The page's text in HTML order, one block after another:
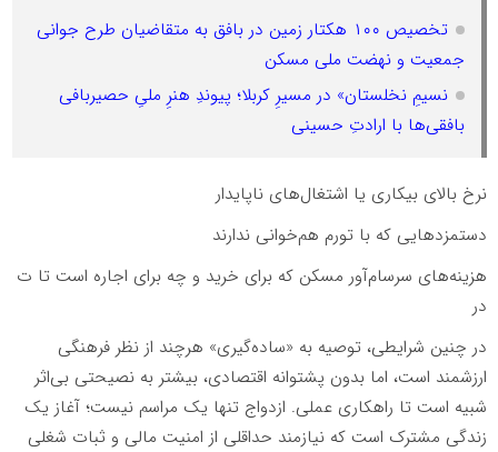
تخصیص ۱۰۰ هکتار زمین در بافق به متقاضیان طرح جوانی
جمعیت و نهضت ملی مسکن
نسیمِ نخلستان» در مسیرِ کربلا؛ پیوندِ هنرِ ملیِ حصیربافی
بافقی‌ها با ارادتِ حسینی
نرخ بالای بیکاری یا اشتغال‌های ناپایدار
دستمزدهایی که با تورم هم‌خوانی ندارند
هزینه‌های سرسام‌آور مسکن که برای خرید و چه برای اجاره است تا ت
در
در چنین شرایطی، توصیه به «ساده‌گیری» هرچند از نظر فرهنگی
ارزشمند است، اما بدون پشتوانه اقتصادی، بیشتر به نصیحتی بی‌اثر
شبیه است تا راهکاری عملی. ازدواج تنها یک مراسم نیست؛ آغاز یک
زندگی مشترک است که نیازمند حداقلی از امنیت مالی و ثبات شغلی